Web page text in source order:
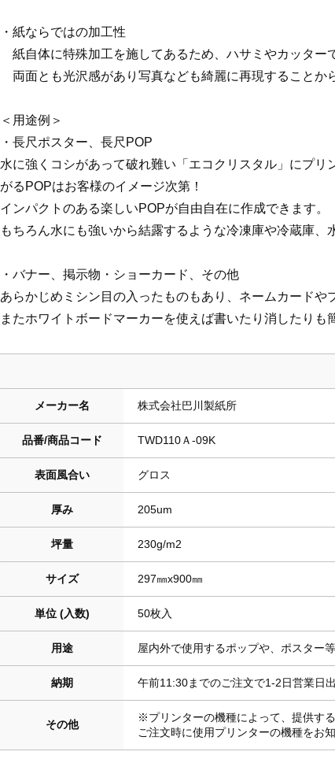
・紙ならではの加工性
紙自体に特殊加工を施してあるため、ハサミやカッター
両面とも光沢感があり写真なども綺麗に再現することか
＜用途例＞
・長尺ポスター、長尺POP
水に強くコシがあって破れ難い「エコクリスタル」にプ
がるPOPはお客様のイメージ次第！
インパクトのある楽しいPOPが自由自在に作成できます。
もちろん水にも強いから結露するような冷凍庫や冷蔵庫、
・バナー、掲示物・ショーカード、その他
あらかじめミシン目の入ったものもあり、ネームカードや
またホワイトボードマーカーを使えば書いたり消したり
メーカー名 株式会社巴川製紙所
品番/商品コード TWD110Ａ-09K
表面風合い グロス
厚み 205um
坪量 230g/m2
サイズ 297㎜x900㎜
単位 (入数) 50枚入
用途 屋内外で使用するポップや、ポスター
納期 午前11:30までのご注文で1-2日営業日
その他
※プリンターの機種によって、提供する
ご注文時に使用プリンターの機種をお